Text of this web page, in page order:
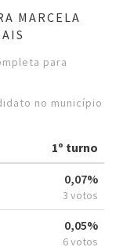
MARCELA
para
no município
1º turno
0,07%
3 votos
0,05%
6 votos